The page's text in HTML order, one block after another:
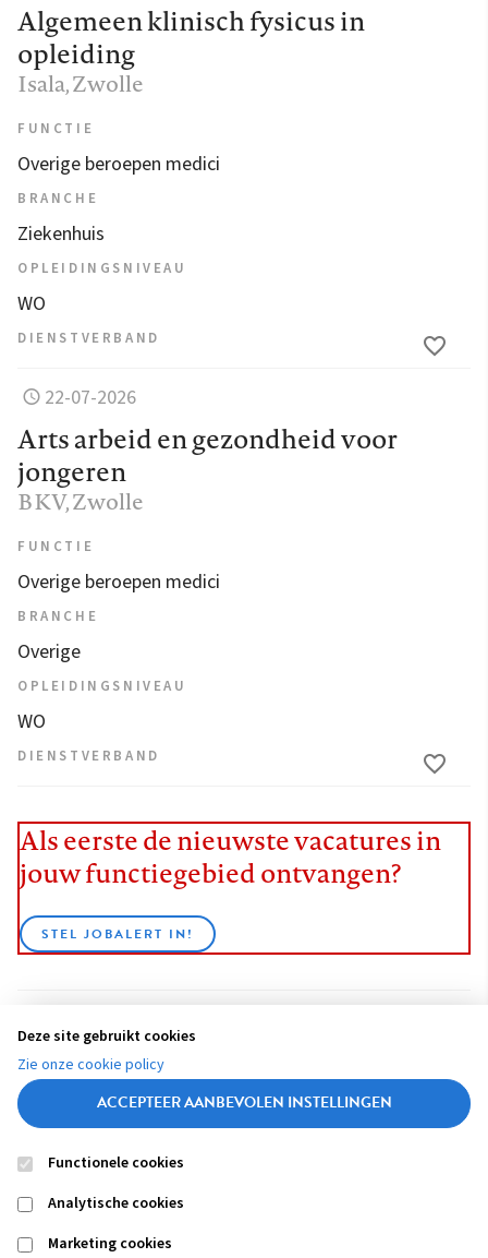
Algemeen klinisch fysicus in
opleiding
Isala, Zwolle
FUNCTIE
Overige beroepen medici
BRANCHE
Ziekenhuis
OPLEIDINGSNIVEAU
WO
DIENSTVERBAND
22-07-2026
Arts arbeid en gezondheid voor
jongeren
BKV, Zwolle
FUNCTIE
Overige beroepen medici
BRANCHE
Overige
OPLEIDINGSNIVEAU
WO
DIENSTVERBAND
Als eerste de nieuwste vacatures in
jouw functiegebied ontvangen?
STEL JOBALERT IN!
BEKIJK ALLE VACATURES
Footer
navigation
Deze site gebruikt cookies
Zie onze cookie policy
ACCEPTEER AANBEVOLEN INSTELLINGEN
Functionele cookies
Analytische cookies
Marketing cookies